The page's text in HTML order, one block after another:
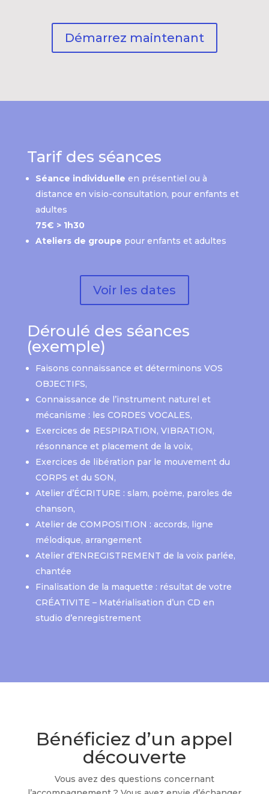
Démarrez maintenant
Tarif des séances
Séance individuelle en présentiel ou à
distance en visio-consultation, pour enfants et
adultes
75€ > 1h30
Ateliers de groupe pour enfants et adultes
Voir les dates
Déroulé des séances
(exemple)
Faisons connaissance et déterminons VOS
OBJECTIFS,
Connaissance de l’instrument naturel et
mécanisme : les CORDES VOCALES,
Exercices de RESPIRATION, VIBRATION,
résonnance et placement de la voix,
Exercices de libération par le mouvement du
CORPS et du SON,
Atelier d’ÉCRITURE : slam, poème, paroles de
chanson,
Atelier de COMPOSITION : accords, ligne
mélodique, arrangement
Atelier d’ENREGISTREMENT de la voix parlée,
chantée
Finalisation de la maquette : résultat de votre
CRÉATIVITE – Matérialisation d’un CD en
studio d’enregistrement
Bénéficiez d’un appel
découverte
Vous avez des questions concernant